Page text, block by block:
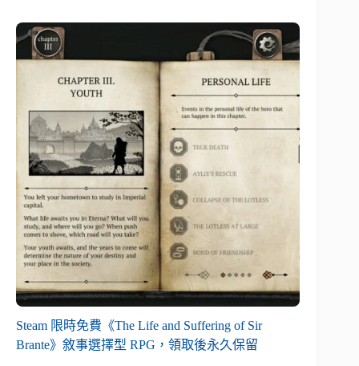
Steam 限時免費《The Life and Suffering of Sir
Brante》敘事選擇型 RPG，領取後永久保留